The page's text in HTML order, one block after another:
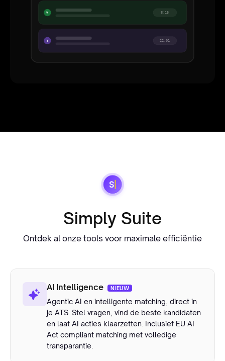
V 8:15
T 22:01
Simply Suite
Ontdek al onze tools voor maximale efficiëntie
AI Intelligence NIEUW
Agentic AI en intelligente matching, direct in
je ATS. Stel vragen, vind de beste kandidaten
en laat AI acties klaarzetten. Inclusief EU AI
Act compliant matching met volledige
transparantie.